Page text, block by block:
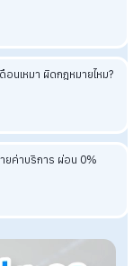
ดูแลให้ลูกจ้างปฏิบัติต
ยอาจมีความรับผิดร่ว
ต้องแจ้งหน่วยงานใด
ามปลอดภัยหรือหน่วย
หนด โดยเฉพาะกรณีบ